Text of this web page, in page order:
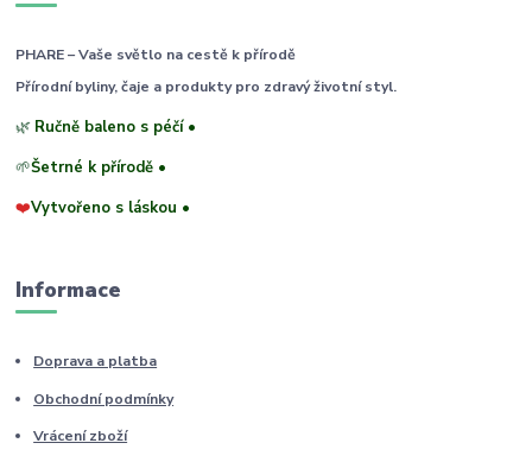
PHARE – Vaše světlo na cestě k přírodě
Přírodní byliny, čaje a produkty pro zdravý životní styl.
🌿 Ručně baleno s péčí •
🌱Šetrné k přírodě •
❤️Vytvořeno s láskou •
Informace
Doprava a platba
Obchodní podmínky
Vrácení zboží